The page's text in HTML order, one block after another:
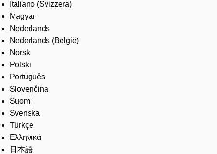
Italiano (Svizzera)
Magyar
Nederlands
Nederlands (België)
Norsk
Polski
Português
Slovenčina
Suomi
Svenska
Türkçe
Ελληνικά
日本語